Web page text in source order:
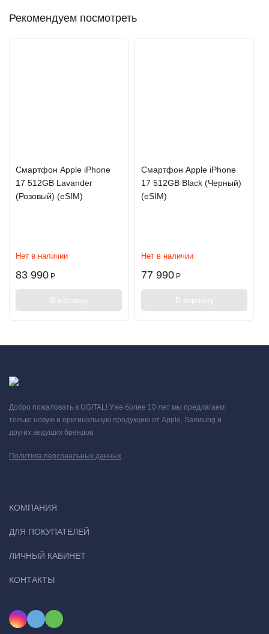
Рекомендуем посмотреть
Cмартфон Apple iPhone
17 512GB Lavander
(Розовый) (eSIM)
Нет в наличии
83 990 Р
В корзину
Cмартфон Apple iPhone
17 512GB Black (Черный)
(eSIM)
Нет в наличии
77 990 Р
В корзину
Добро пожаловать в UGITAL! Уже более 10 лет мы предлагаем
только новую и оригинальную продукцию от Apple, Samsung и
других ведущих брендов.
Политика персональных данных
КОМПАНИЯ
ДЛЯ ПОКУПАТЕЛЕЙ
ЛИЧНЫЙ КАБИНЕТ
КОНТАКТЫ